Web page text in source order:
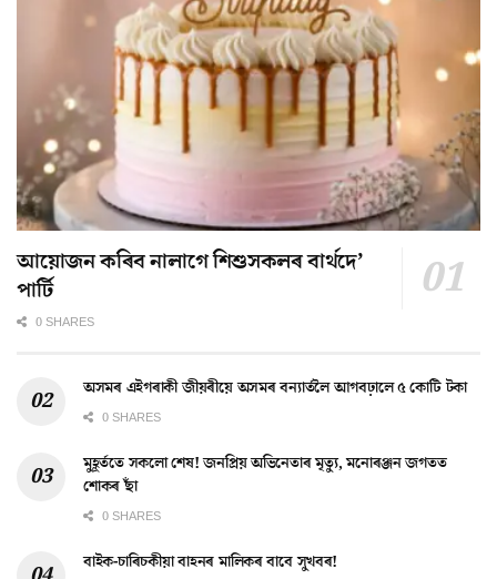
আয়োজন কৰিব নালাগে শিশুসকলৰ বাৰ্থদে’
পাৰ্টি
0 SHARES
অসমৰ এইগৰাকী জীয়ৰীয়ে অসমৰ বন্যাৰ্তলৈ আগবঢ়ালে ৫ কোটি টকা
0 SHARES
মুহূৰ্ততে সকলো শেষ! জনপ্ৰিয় অভিনেতাৰ মৃত্যু, মনোৰঞ্জন জগতত
শোকৰ ছাঁ
0 SHARES
বাইক-চাৰিচকীয়া বাহনৰ মালিকৰ বাবে সুখবৰ!